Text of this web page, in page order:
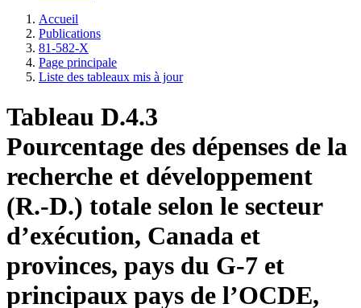
Accueil
Publications
81-582-X
Page principale
Liste des tableaux mis à jour
Tableau D.4.3
Pourcentage des dépenses de la
recherche et développement
(R.-D.) totale selon le secteur
d’exécution, Canada et
provinces, pays du G-7 et
principaux pays de l’OCDE,